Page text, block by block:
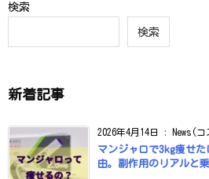
検索
検索
新着記事
2026年4月14日 : News(
マンジャロで3kg痩せ
由。副作用のリアルと